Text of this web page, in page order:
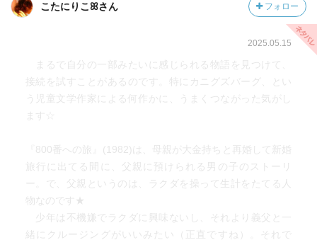
今回の読書とは何が違っていただろう？
もしかしたら、もう少し読み進めることができていたら、
初読の時に比べると、俯瞰して見るという立場で居られた
のかもしれない。
トレーラーに乗って、ラクダのアーメッドとともに国内の
色々な場所をめぐるウッディの生活は、日本で生きている
一時期Netflixで海外ドラマを見まくっていたので、少しだけ
以前より想像力が上がっていたかもしれない。
マックスの立場で読み進めていくと、結構楽しくない気持
ちになる。途中でウッディの人柄に気づくと、その暖かさ
に居心地のよさを感じる。
こたにりこꕤさん フォロー
2025.05.15
まるで自分の一部みたいに感じられる物語を見つけて、
接続を試すことがあるのです。特にカニグズバーグ、とい
う児童文学作家による何作かに、うまくつながった気がし
ます☆
『800番への旅』(1982)は、母親が大金持ちと再婚して新婚
旅行に出てる間に、父親に預けられる男の子のストーリ
ー。で、父親というのは、ラクダを操って生計をたてる人
物なのです★
少年は不機嫌でラクダに興味ないし、それより義父と一
緒にクルージングがいいみたい（正直ですね）。それで